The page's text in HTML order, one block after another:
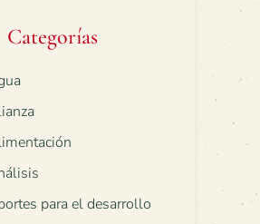
Categorías
para el desarrollo